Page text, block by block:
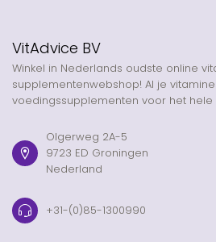
VitAdvice BV
Winkel in Nederlands oudste online
supplementenwebshop! Al je
voedingssupplementen voor het
Olgerweg 2A-5
9723 ED Groningen
Nederland
+31-(0)85-1300990